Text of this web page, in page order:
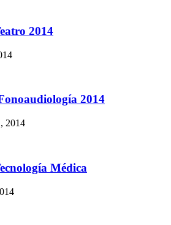
2014
2014
2014
Médica